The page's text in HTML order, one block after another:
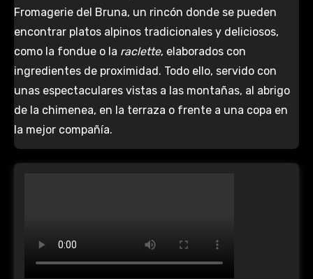
Fromagerie del Bruna, un rincón donde se pueden
encontrar platos alpinos tradicionales y deliciosos,
como la fondue o la raclette, elaborados con
ingredientes de proximidad. Todo ello, servido con
unas espectaculares vistas a las montañas, al abrigo
de la chimenea, en la terraza o frente a una copa en
la mejor compañía.